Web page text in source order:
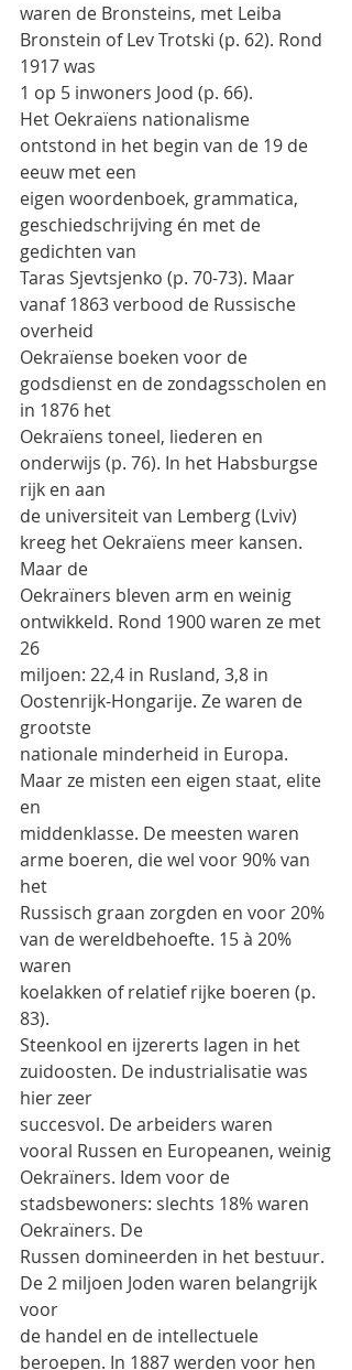
waren de Bronsteins, met Leiba
Bronstein of Lev Trotski (p. 62). Rond
1917 was
1 op 5 inwoners Jood (p. 66).
Het Oekraïens nationalisme
ontstond in het begin van de 19 de
eeuw met een
eigen woordenboek, grammatica,
geschiedschrijving én met de
gedichten van
Taras Sjevtsjenko (p. 70-73). Maar
vanaf 1863 verbood de Russische
overheid
Oekraïense boeken voor de
godsdienst en de zondagsscholen en
in 1876 het
Oekraïens toneel, liederen en
onderwijs (p. 76). In het Habsburgse
rijk en aan
de universiteit van Lemberg (Lviv)
kreeg het Oekraïens meer kansen.
Maar de
Oekraïners bleven arm en weinig
ontwikkeld. Rond 1900 waren ze met
26
miljoen: 22,4 in Rusland, 3,8 in
Oostenrijk-Hongarije. Ze waren de
grootste
nationale minderheid in Europa.
Maar ze misten een eigen staat, elite
en
middenklasse. De meesten waren
arme boeren, die wel voor 90% van
het
Russisch graan zorgden en voor 20%
van de wereldbehoefte. 15 à 20%
waren
koelakken of relatief rijke boeren (p.
83).
Steenkool en ijzererts lagen in het
zuidoosten. De industrialisatie was
hier zeer
succesvol. De arbeiders waren
vooral Russen en Europeanen, weinig
Oekraïners. Idem voor de
stadsbewoners: slechts 18% waren
Oekraïners. De
Russen domineerden in het bestuur.
De 2 miljoen Joden waren belangrijk
voor
de handel en de intellectuele
beroepen. In 1887 werden voor hen